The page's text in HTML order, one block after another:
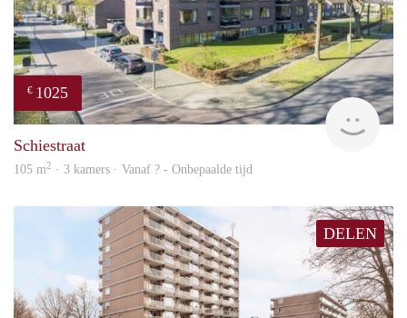
€ 1025
Schiestraat
105 m2 · 3 kamers · Vanaf ? - Onbepaalde tijd
DELEN